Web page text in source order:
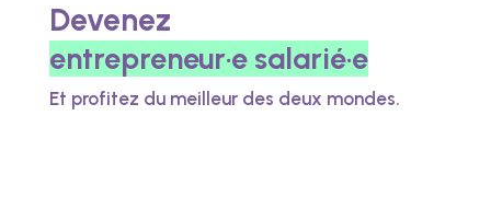
Devenez
entrepreneur·e salarié·e
Et profitez du meilleur des deux mondes.